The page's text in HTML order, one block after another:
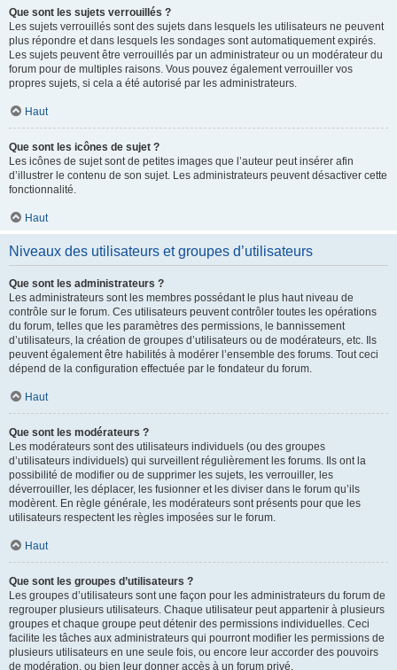
Que sont les sujets verrouillés ?
Les sujets verrouillés sont des sujets dans lesquels les utilisateurs ne peuvent
plus répondre et dans lesquels les sondages sont automatiquement expirés.
Les sujets peuvent être verrouillés par un administrateur ou un modérateur du
forum pour de multiples raisons. Vous pouvez également verrouiller vos
propres sujets, si cela a été autorisé par les administrateurs.
Haut
Que sont les icônes de sujet ?
Les icônes de sujet sont de petites images que l’auteur peut insérer afin
d’illustrer le contenu de son sujet. Les administrateurs peuvent désactiver cette
fonctionnalité.
Haut
Niveaux des utilisateurs et groupes d’utilisateurs
Que sont les administrateurs ?
Les administrateurs sont les membres possédant le plus haut niveau de
contrôle sur le forum. Ces utilisateurs peuvent contrôler toutes les opérations
du forum, telles que les paramètres des permissions, le bannissement
d’utilisateurs, la création de groupes d’utilisateurs ou de modérateurs, etc. Ils
peuvent également être habilités à modérer l’ensemble des forums. Tout ceci
dépend de la configuration effectuée par le fondateur du forum.
Haut
Que sont les modérateurs ?
Les modérateurs sont des utilisateurs individuels (ou des groupes
d’utilisateurs individuels) qui surveillent régulièrement les forums. Ils ont la
possibilité de modifier ou de supprimer les sujets, les verrouiller, les
déverrouiller, les déplacer, les fusionner et les diviser dans le forum qu’ils
modèrent. En règle générale, les modérateurs sont présents pour que les
utilisateurs respectent les règles imposées sur le forum.
Haut
Que sont les groupes d’utilisateurs ?
Les groupes d’utilisateurs sont une façon pour les administrateurs du forum de
regrouper plusieurs utilisateurs. Chaque utilisateur peut appartenir à plusieurs
groupes et chaque groupe peut détenir des permissions individuelles. Ceci
facilite les tâches aux administrateurs qui pourront modifier les permissions de
plusieurs utilisateurs en une seule fois, ou encore leur accorder des pouvoirs
de modération, ou bien leur donner accès à un forum privé.